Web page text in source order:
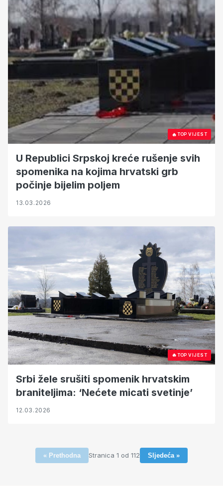
🔥TOP VIJEST
U Republici Srpskoj kreće rušenje svih
spomenika na kojima hrvatski grb
počinje bijelim poljem
13.03.2026
🔥TOP VIJEST
Srbi žele srušiti spomenik hrvatskim
braniteljima: ‘Nećete micati svetinje’
12.03.2026
« Prethodna Stranica 1 od 112 Sljedeća »